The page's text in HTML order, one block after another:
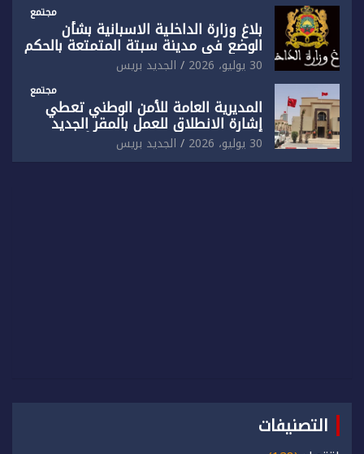
مجتمع
بلاغ وزارة الداخلية الاسبانية بشأن
الوضع في مدينة سبتة المتمتعة بالحكم
الذاتي
30 يوليو، 2026 الجديد بريس
مجتمع
المديرية العامة للأمن الوطني تعطي
إشارة الانطلاق للعمل بالمقر الجديد
للدائرة الثالثة للشرطة بولاية أمن العيون
30 يوليو، 2026 الجديد بريس
التصنيفات